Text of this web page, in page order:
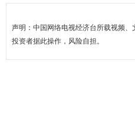
声明：中国网络电视经济台所载视频
投资者据此操作，风险自担。